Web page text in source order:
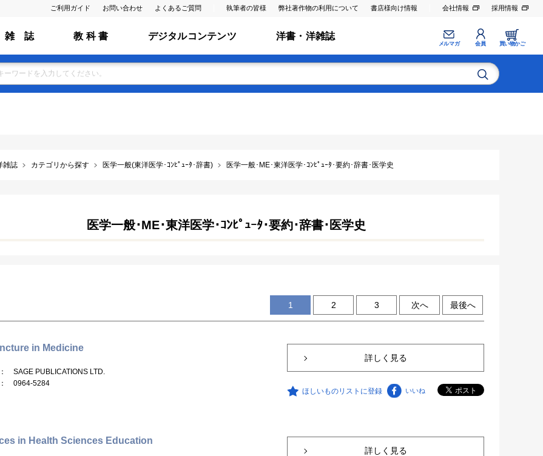
ご利用ガイド お問い合わせ よくあるご質問 執筆者の皆様 弊社著作物の利用について 書店様向け情報 会社情報 採用情報
雑 誌 教 科 書 デジタルコンテンツ 洋書・洋雑誌
メルマガ 会員 買い物かご
雑誌 カテゴリから探す 医学一般(東洋医学･ｺﾝﾋﾟｭｰﾀ･辞書) 医学一般･ME･東洋医学･ｺﾝﾋﾟｭｰﾀ･要約･辞書･医学史
医学一般･ME･東洋医学･ｺﾝﾋﾟｭｰﾀ･要約･辞書･医学史
1 2 3 次へ 最後へ
in Medicine
： SAGE PUBLICATIONS LTD.
： 0964-5284
詳しく見る
ほしいものリストに登録 いいね
in Health Sciences Education
詳しく見る